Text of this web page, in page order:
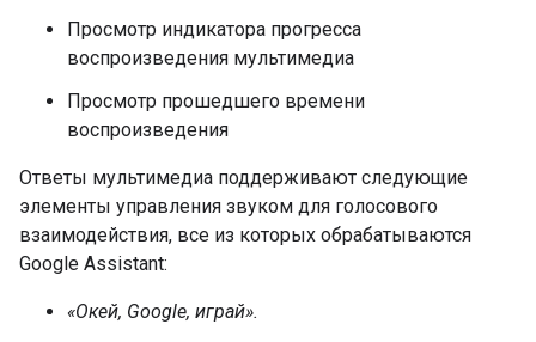
Просмотр индикатора прогресса
воспроизведения мультимедиа
Просмотр прошедшего времени
воспроизведения
Ответы мультимедиа поддерживают следующие
элементы управления звуком для голосового
взаимодействия, все из которых обрабатываются
Google Assistant:
«Окей, Google, играй».